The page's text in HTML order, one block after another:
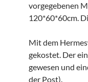
vorgegebenen
120*60*60cm.
Mit dem
gekostet. Der
gewesen und
der Post).